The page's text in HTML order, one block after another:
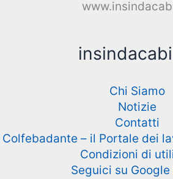
Chi Siamo
Notizie
Contatti
Colfebadante – il Portale dei
Condizioni di
Seguici su Google